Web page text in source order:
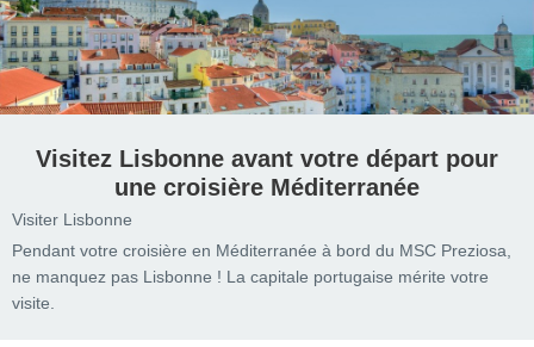
Visitez Lisbonne avant votre départ pour
une croisière Méditerranée
Visiter Lisbonne
Pendant votre croisière en Méditerranée à bord du MSC Preziosa,
ne manquez pas Lisbonne ! La capitale portugaise mérite votre
visite.